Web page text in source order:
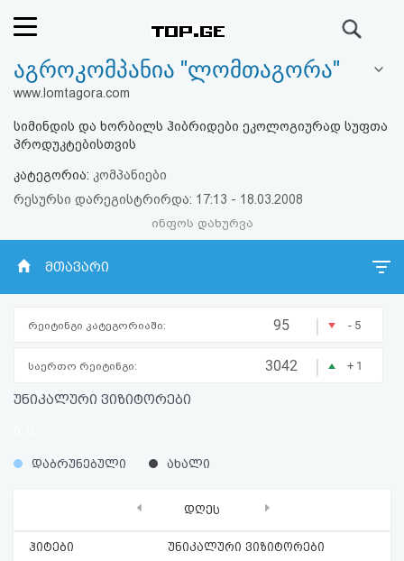
რეიტინგი
კითხვა-
პასუხი
რეგისტრაცია
HTML
სალიცენზიო
აგროკომპანია "ლომთაგორა"
www.lomtagora.com
სიმინდის და ხორბილს ჰიბრიდები ეკოლოგიურად სუფთა
პროდუკტებისთვის
კატეგორია: კომპანიები
რესურსი დარეგისტრირდა: 17:13 - 18.03.2008
ინფოს დახურვა
მთავარი
რეიტინგი კატეგორიაში: 95 | - 5
საერთო რეიტინგი: 3042 | + 1
უნიკალური ვიზიტორები
%
% დაბრუნებული ახალი
დღეს
ჰიტები უნიკალური ვიზიტორები
‹ ›